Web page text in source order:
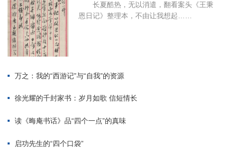
长夏酷热，无以消遣，翻看案头《王秉
恩日记》整理本，不由让我想起……
万之：我的“西游记”与“自我”的资源
徐光耀的千封家书：岁月如歌 信短情长
读《晦庵书话》品“四个一点”的真味
启功先生的“四个口袋”